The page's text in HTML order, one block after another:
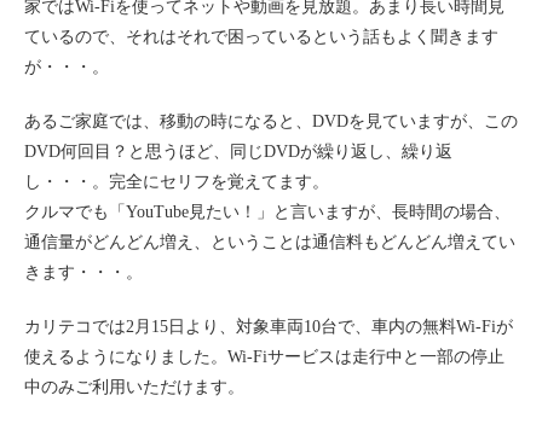
シーン別車種のご案内
名鉄協商パーキング無料
名鉄ミューズポイント
乗り乗り連携サービス
個人のお客様
料金プラン
利用シーン
家ではWi-Fiを使ってネットや動画を見放題。あまり長い時間見
ているので、それはそれで困っているという話もよく聞きます
が・・・。
あるご家庭では、移動の時になると、DVDを見ていますが、この
DVD何回目？と思うほど、同じDVDが繰り返し、繰り返
し・・・。完全にセリフを覚えてます。
クルマでも「YouTube見たい！」と言いますが、長時間の場合、
通信量がどんどん増え、ということは通信料もどんどん増えてい
きます・・・。
カリテコでは2月15日より、対象車両10台で、車内の無料Wi-Fiが
使えるようになりました。Wi-Fiサービスは走行中と一部の停止
中のみご利用いただけます。